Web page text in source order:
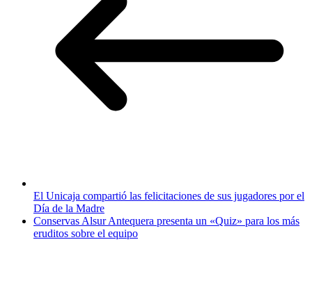
El Unicaja compartió las felicitaciones de sus jugadores por el
Día de la Madre
Conservas Alsur Antequera presenta un «Quiz» para los más
eruditos sobre el equipo